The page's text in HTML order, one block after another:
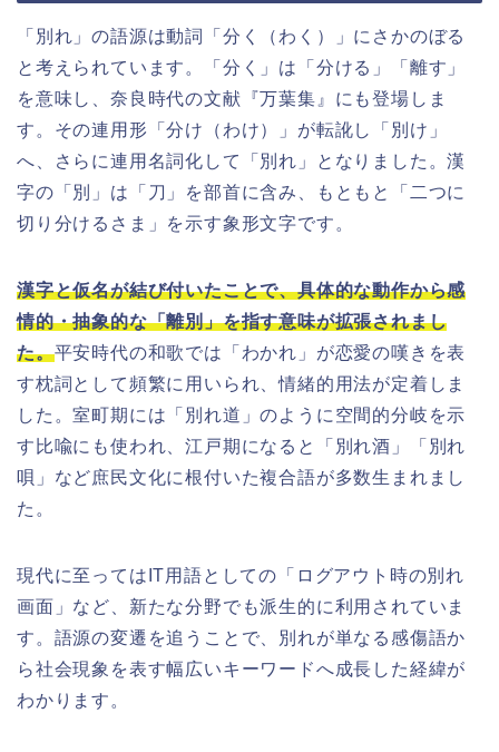
「別れ」の語源は動詞「分く（わく）」にさかのぼる
と考えられています。「分く」は「分ける」「離す」
を意味し、奈良時代の文献『万葉集』にも登場しま
す。その連用形「分け（わけ）」が転訛し「別け」
へ、さらに連用名詞化して「別れ」となりました。漢
字の「別」は「刀」を部首に含み、もともと「二つに
切り分けるさま」を示す象形文字です。
漢字と仮名が結び付いたことで、具体的な動作から感
情的・抽象的な「離別」を指す意味が拡張されまし
た。平安時代の和歌では「わかれ」が恋愛の嘆きを表
す枕詞として頻繁に用いられ、情緒的用法が定着しま
した。室町期には「別れ道」のように空間的分岐を示
す比喩にも使われ、江戸期になると「別れ酒」「別れ
唄」など庶民文化に根付いた複合語が多数生まれまし
た。
現代に至ってはIT用語としての「ログアウト時の別れ
画面」など、新たな分野でも派生的に利用されていま
す。語源の変遷を追うことで、別れが単なる感傷語か
ら社会現象を表す幅広いキーワードへ成長した経緯が
わかります。